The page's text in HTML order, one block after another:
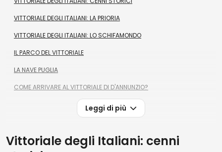
VITTORIALE DEGLI ITALIANI: LA PRIORIA
VITTORIALE DEGLI ITALIANI: LO SCHIFAMONDO
IL PARCO DEL VITTORIALE
LA NAVE PUGLIA
COME ARRIVARE AL VITTORIALE DI D'ANNUNZIO?
Leggi di più
Vittoriale degli Italiani: cenni